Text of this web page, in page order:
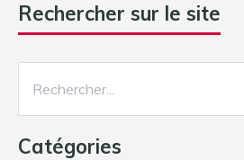
Rechercher sur le site
Catégories